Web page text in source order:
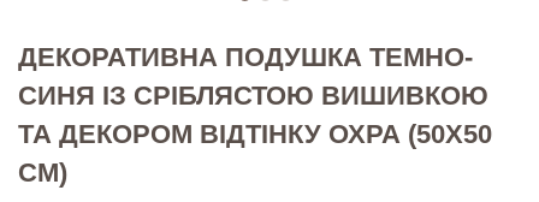
ДЕКОРАТИВНА ПОДУШКА ТЕМНО-
СИНЯ ІЗ СРІБЛЯСТОЮ ВИШИВКОЮ
ТА ДЕКОРОМ ВІДТІНКУ ОХРА (50Х50
СМ)